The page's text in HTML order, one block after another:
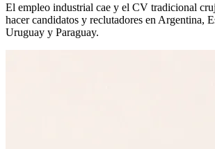
El empleo industrial cae y el CV tradicional
hacer candidatos y reclutadores en Argentina,
Uruguay y Paraguay.